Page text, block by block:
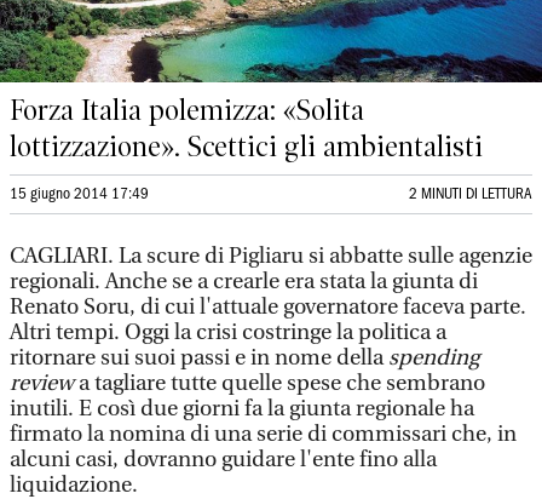
Forza Italia polemizza: «Solita
lottizzazione». Scettici gli ambientalisti
15 giugno 2014 17:49 2 MINUTI DI LETTURA
CAGLIARI. La scure di Pigliaru si abbatte sulle agenzie
regionali. Anche se a crearle era stata la giunta di
Renato Soru, di cui l'attuale governatore faceva parte.
Altri tempi. Oggi la crisi costringe la politica a
ritornare sui suoi passi e in nome dellaspending
reviewa tagliare tutte quelle spese che sembrano
inutili. E così due giorni fa la giunta regionale ha
firmato la nomina di una serie di commissari che, in
alcuni casi, dovranno guidare l'ente fino alla
liquidazione.